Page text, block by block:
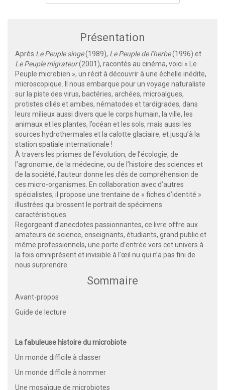
Présentation
Après Le Peuple singe(1989), Le Peuple de l’herbe(1996) et
Le Peuple migrateur(2001), racontés au cinéma, voici « Le
Peuple microbien », un récit à découvrir à une échelle inédite,
microscopique. Il nous embarque pour un voyage naturaliste
sur la piste des virus, bactéries, archées, microalgues,
protistes ciliés et amibes, nématodes et tardigrades, dans
leurs milieux aussi divers que le corps humain, la ville, les
animaux et les plantes, l’océan et les sols, mais aussi les
sources hydrothermales et la calotte glaciaire, et jusqu’à la
station spatiale internationale !
À travers les prismes de l’évolution, de l’écologie, de
l’agronomie, de la médecine, ou de l’histoire des sciences et
de la société, l’auteur donne les clés de compréhension de
ces micro-organismes. En collaboration avec d’autres
spécialistes, il propose une trentaine de « fiches d’identité »
illustrées qui brossent le portrait de spécimens
caractéristiques.
Regorgeant d’anecdotes passionnantes, ce livre offre aux
amateurs de science, enseignants, étudiants, grand public et
même professionnels, une porte d’entrée vers cet univers à
la fois omniprésent et invisible à l’œil nu qui n’a pas fini de
nous surprendre.
Sommaire
Avant-propos
Guide de lecture
La fabuleuse histoire du microbiote
Un monde difficile à classer
Un monde difficile à nommer
Une mosaïque de microbiotes